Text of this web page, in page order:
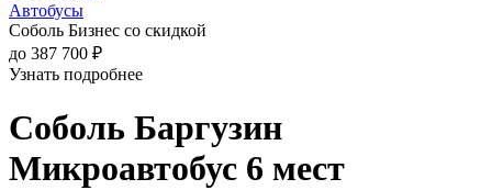
Автобусы
Соболь Бизнес со скидкой
до 387 700 ₽
Узнать подробнее
Соболь Баргузин
Микроавтобус 6 мест